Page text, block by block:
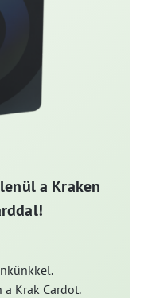
a Kraken
Krak Cardot.